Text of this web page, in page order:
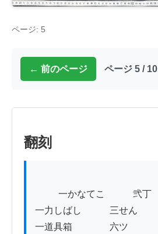
ページ: 5
← 前のページ ページ 5 / 10
翻刻
一力しばし　　　三せん
一道具箱　　　　六ツ